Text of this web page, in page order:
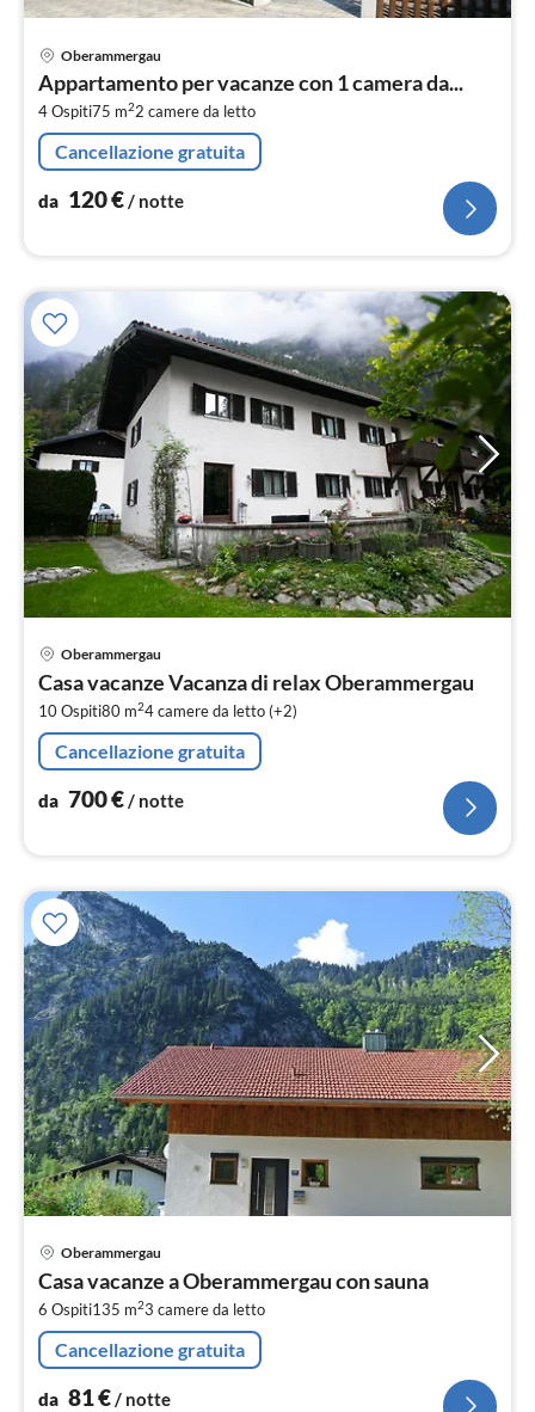
Oberammergau
Appartamento per vacanze con 1 camera da...
4 Ospiti75 m22 camere da letto
Cancellazione gratuita
da 120€/ notte
Oberammergau
Casa vacanze Vacanza di relax Oberammergau
10 Ospiti80 m24camere da letto (+2)
Cancellazione gratuita
da 700€/ notte
Oberammergau
Casa vacanze a Oberammergau con sauna
6 Ospiti135 m23 camere da letto
Cancellazione gratuita
da 81€/ notte